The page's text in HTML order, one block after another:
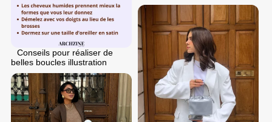
Conseils pour réaliser de
belles boucles illustration